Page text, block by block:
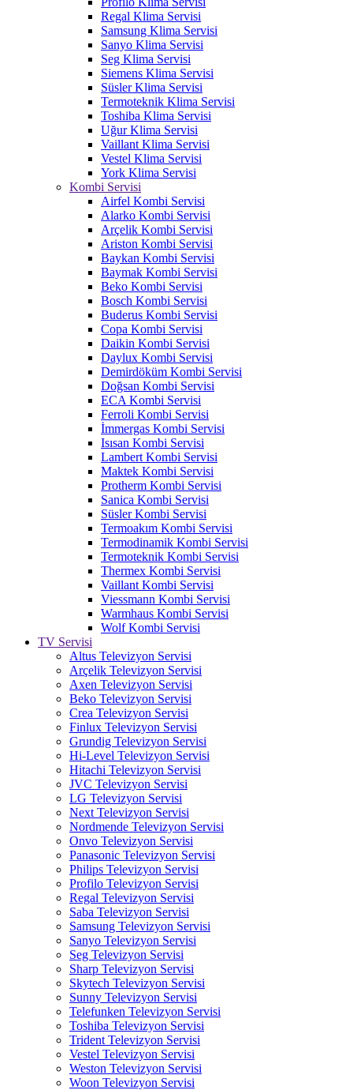
Regal Klima Servisi
Samsung Klima Servisi
Sanyo Klima Servisi
Seg Klima Servisi
Siemens Klima Servisi
Süsler Klima Servisi
Termoteknik Klima Servisi
Toshiba Klima Servisi
Uğur Klima Servisi
Vaillant Klima Servisi
Vestel Klima Servisi
York Klima Servisi
Kombi Servisi
Airfel Kombi Servisi
Alarko Kombi Servisi
Arçelik Kombi Servisi
Ariston Kombi Servisi
Baykan Kombi Servisi
Baymak Kombi Servisi
Beko Kombi Servisi
Bosch Kombi Servisi
Buderus Kombi Servisi
Copa Kombi Servisi
Daikin Kombi Servisi
Daylux Kombi Servisi
Demirdöküm Kombi Servisi
Doğsan Kombi Servisi
ECA Kombi Servisi
Ferroli Kombi Servisi
İmmergas Kombi Servisi
Isısan Kombi Servisi
Lambert Kombi Servisi
Maktek Kombi Servisi
Protherm Kombi Servisi
Sanica Kombi Servisi
Süsler Kombi Servisi
Termoakım Kombi Servisi
Termodinamik Kombi Servisi
Termoteknik Kombi Servisi
Thermex Kombi Servisi
Vaillant Kombi Servisi
Viessmann Kombi Servisi
Warmhaus Kombi Servisi
Wolf Kombi Servisi
TV Servisi
Altus Televizyon Servisi
Arçelik Televizyon Servisi
Axen Televizyon Servisi
Beko Televizyon Servisi
Crea Televizyon Servisi
Finlux Televizyon Servisi
Grundig Televizyon Servisi
Hi-Level Televizyon Servisi
Hitachi Televizyon Servisi
JVC Televizyon Servisi
LG Televizyon Servisi
Next Televizyon Servisi
Nordmende Televizyon Servisi
Onvo Televizyon Servisi
Panasonic Televizyon Servisi
Philips Televizyon Servisi
Profilo Televizyon Servisi
Regal Televizyon Servisi
Saba Televizyon Servisi
Samsung Televizyon Servisi
Sanyo Televizyon Servisi
Seg Televizyon Servisi
Sharp Televizyon Servisi
Skytech Televizyon Servisi
Sunny Televizyon Servisi
Telefunken Televizyon Servisi
Toshiba Televizyon Servisi
Trident Televizyon Servisi
Vestel Televizyon Servisi
Weston Televizyon Servisi
Woon Televizyon Servisi